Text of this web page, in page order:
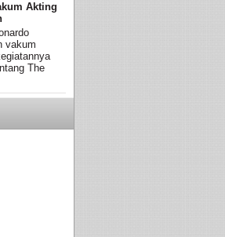
Akting
vakum
The